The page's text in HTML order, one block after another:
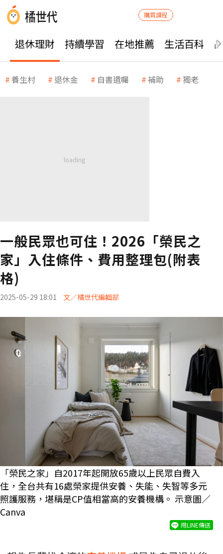
購買課程
退休理財 持續學習 在地推薦 生活百科
養生村 退休金 自書遺囑 補助 獨老
一般民眾也可住！2026「榮民之
家」入住條件、費用整理包(附表
格)
2025-05-29 18:01 文／橘世代編輯部
「榮民之家」自2017年起開放65歲以上民眾自費入
住，全台共有16處榮家提供安養、失能、失智等多元
照護服務，堪稱是CP值相當高的安養機構。 示意圖／
Canva
用LINE傳送